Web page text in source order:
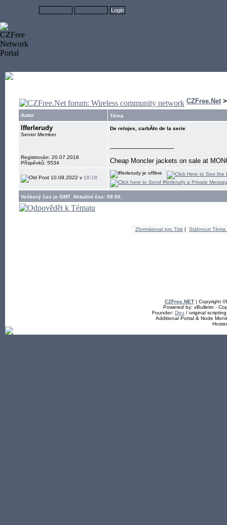
CZFree.Net
Autor Téma
lfferlerudy
Senior Member
Registrován: 20.07.2018
Příspěvků: 5534
De relojes, carbĂłn de la serie
Cheap Moncler jackets on sale at
10.09.2022 v 18:18
Veškerý čas je GMT. Aktuální čas: 08:50.
Zformátovat pro Tisk | Stáhnout Téma
CZFree.NET| Copyright
Powered by: vBulletin -
Founder: Deu / original
Additional Portal & Node